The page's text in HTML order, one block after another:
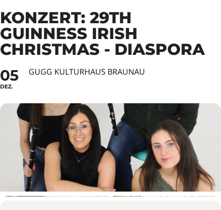
KONZERT: 29TH
GUINNESS IRISH
CHRISTMAS - DIASPORA
05
DEZ.
GUGG KULTURHAUS BRAUNAU